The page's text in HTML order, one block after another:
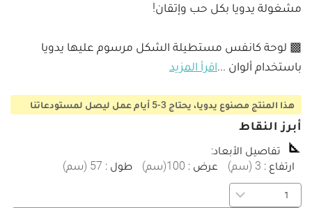
▩ لوحة كانفس مستطيلة الشكل مرسوم عليها يدويا
باستخدام ألوان ...اقرأ المزيد
هذا المنتج مصنوع يدويا، يحتاج 3-5 أيام عمل ليصل لمستودعاتنا
أبرز النقاط
تفاصيل الأبعاد:
ارتفاع :
3
(سم) عرض :
100
(سم) طول :
57
(سم)